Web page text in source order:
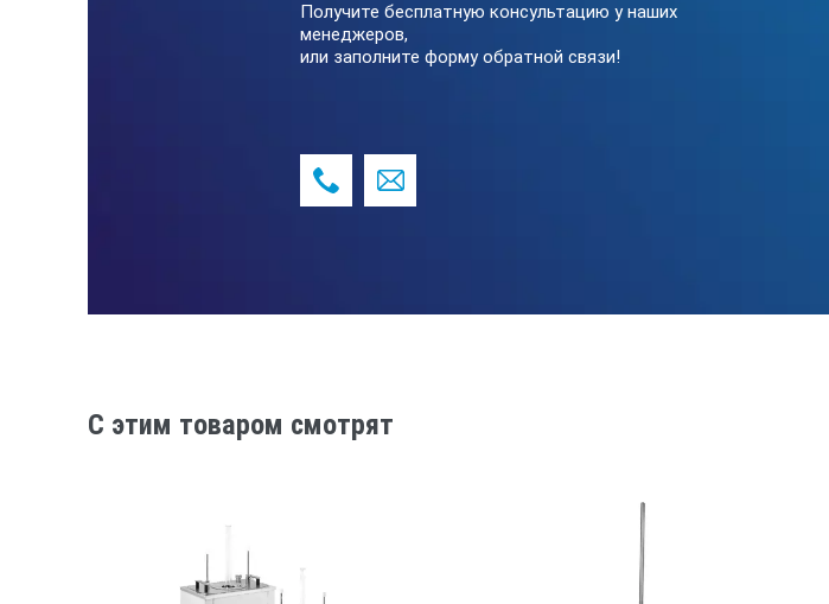
Получите бесплатную консультацию у наших
менеджеров,
или заполните форму обратной связи!
C этим товаром смотрят